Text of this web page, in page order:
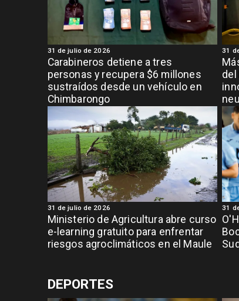
Carabineros detiene a tres
personas y recupera $6 millones
sustraídos desde un vehículo en
Chimbarongo
31 de julio de 2026
del
31
Ministerio de Agricultura abre curso
e-learning gratuito para enfrentar
riesgos agroclimáticos en el Maule
31 de julio de 2026 31
DEPORTES